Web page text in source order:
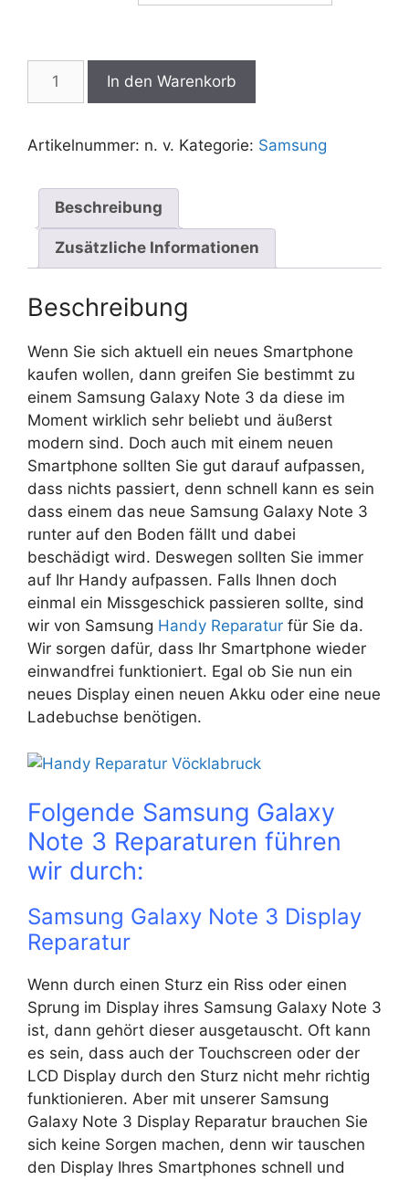
Galaxy
3
Menge
In den Warenkorb
Artikelnummer: n. v. Kategorie: Samsung
Beschreibung
Zusätzliche Informationen
Beschreibung
Wenn Sie sich aktuell ein neues Smartphone
kaufen wollen, dann greifen Sie bestimmt zu
einem Samsung Galaxy Note 3 da diese im
Moment wirklich sehr beliebt und äußerst
modern sind. Doch auch mit einem neuen
Smartphone sollten Sie gut darauf aufpassen,
dass nichts passiert, denn schnell kann es sein
dass einem das neue Samsung Galaxy Note 3
runter auf den Boden fällt und dabei
beschädigt wird. Deswegen sollten Sie immer
auf Ihr Handy aufpassen. Falls Ihnen doch
einmal ein Missgeschick passieren sollte, sind
wir von Samsung Handy Reparatur für Sie da.
Wir sorgen dafür, dass Ihr Smartphone wieder
einwandfrei funktioniert. Egal ob Sie nun ein
neues Display einen neuen Akku oder eine neue
Ladebuchse benötigen.
Folgende Samsung Galaxy
Note 3 Reparaturen führen
wir durch:
Samsung Galaxy Note 3 Display
Reparatur
Wenn durch einen Sturz ein Riss oder einen
Sprung im Display ihres Samsung Galaxy Note 3
ist, dann gehört dieser ausgetauscht. Oft kann
es sein, dass auch der Touchscreen oder der
LCD Display durch den Sturz nicht mehr richtig
funktionieren. Aber mit unserer Samsung
Galaxy Note 3 Display Reparatur brauchen Sie
sich keine Sorgen machen, denn wir tauschen
den Display Ihres Smartphones schnell und